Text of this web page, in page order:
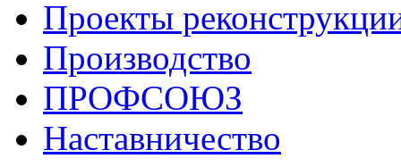
Проекты
Производство
ПРОФСОЮЗ
Наставничество